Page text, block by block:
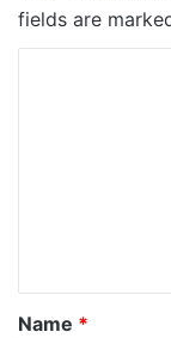
fields are
*
Name *